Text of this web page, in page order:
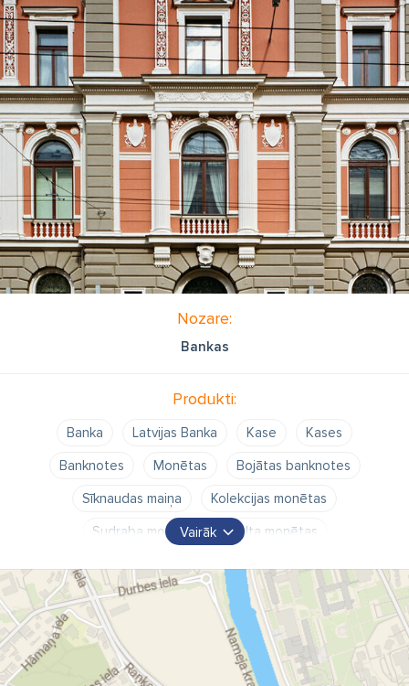
Nozare:
Bankas
Produkti:
Banka Latvijas Banka Kase
Kases
Banknotes
Monētas
Bojātas banknotes
Sīknaudas maiņa
Kolekcijas monētas
Sudraba monētas
Zelta monētas
Latu maiņa
Kredītu reģistrs
Kredītreģistrs
Parādnieku reģistrs
Izziņa par parādiem
Pārskats par saistībām
bojātu banknošu apmaiņa
Vairāk